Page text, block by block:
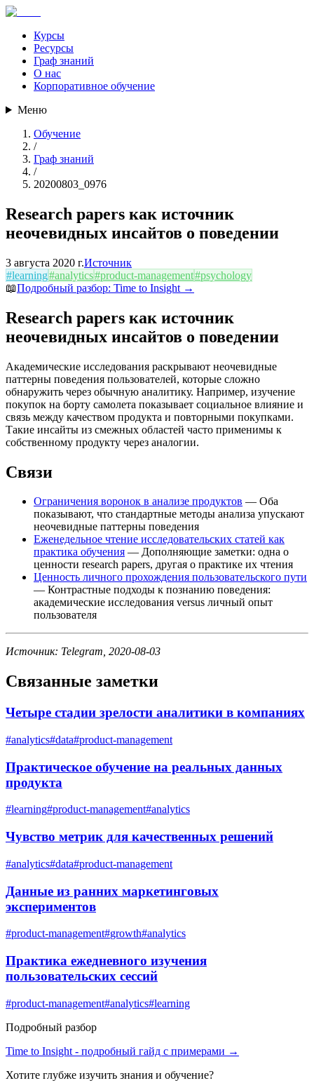
Курсы
Ресурсы
Граф знаний
О нас
Корпоративное обучение
Меню
Обучение
/
Граф знаний
/
20200803_0976
Research papers как источник
неочевидных инсайтов о поведении
3 августа 2020 г.Источник
#learning#analytics#product-management#psychology
📖Подробный разбор: Time to Insight →
Research papers как источник
неочевидных инсайтов о поведении
Академические исследования раскрывают неочевидные
паттерны поведения пользователей, которые сложно
обнаружить через обычную аналитику. Например, изучение
покупок на борту самолета показывает социальное влияние и
связь между качеством продукта и повторными покупками.
Такие инсайты из смежных областей часто применимы к
собственному продукту через аналогии.
Связи
Ограничения воронок в анализе продуктов — Оба
показывают, что стандартные методы анализа упускают
неочевидные паттерны поведения
Еженедельное чтение исследовательских статей как
практика обучения — Дополняющие заметки: одна о
ценности research papers, другая о практике их чтения
Ценность личного прохождения пользовательского пути
— Контрастные подходы к познанию поведения:
академические исследования versus личный опыт
пользователя
Источник: Telegram, 2020-08-03
Связанные заметки
Четыре стадии зрелости аналитики в компаниях
#analytics#data#product-management
Практическое обучение на реальных данных
продукта
#learning#product-management#analytics
Чувство метрик для качественных решений
#analytics#data#product-management
Данные из ранних маркетинговых
экспериментов
#product-management#growth#analytics
Практика ежедневного изучения
пользовательских сессий
#product-management#analytics#learning
Подробный разбор
Time to Insight - подробный гайд с примерами →
Хотите глубже изучить знания и обучение?